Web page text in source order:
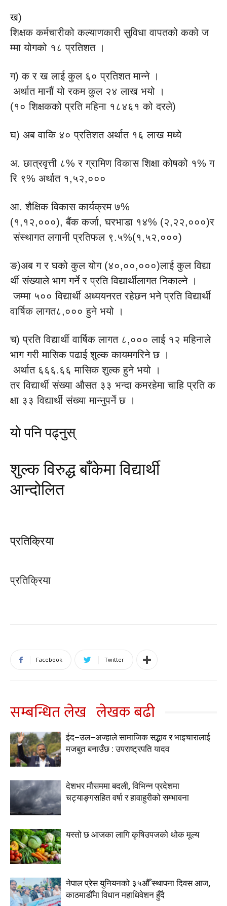
ख)
शिक्षक कर्मचारीको कल्याणकारी सुविधा वापतको कको ज
म्मा योगको १८ प्रतिशत ।
ग) क र ख लाई कुल ६० प्रतिशत मान्ने ।
अर्थात मानौं यो रकम कुल २४ लाख भयो ।
(१० शिक्षकको प्रति महिना १८४६१ को दरले)
घ) अब वाकि ४० प्रतिशत अर्थात १६ लाख मध्ये
अ. छात्रवृत्ती ८% र ग्रामिण विकास शिक्षा कोषको १% ग
रि ९% अर्थात १,५२,०००
आ. शैक्षिक विकास कार्यक्रम ७%
(१,१२,०००), बैंक कर्जा, घरभाडा १४% (२,२२,०००)र
संस्थागत लगानी प्रतिफल ९.५%(१,५२,०००)
ङ)अब ग र घको कुल योग (४०,००,०००)लाई कुल विद्या
र्थी संख्याले भाग गर्ने र प्रति विद्यार्थीलागत निकाल्ने ।
जम्मा ५०० विद्यार्थी अध्ययनरत रहेछन भने प्रति विद्यार्थी
वार्षिक लागत८,००० हुने भयो ।
च) प्रति विद्यार्थी वार्षिक लागत ८,००० लाई १२ महिनाले
भाग गरी मासिक पढाई शुल्क कायमगरिने छ ।
अर्थात ६६६.६६ मासिक शुल्क हुने भयो ।
तर विद्यार्थी संख्या औसत ३३ भन्दा कमरहेमा चाहि प्रति क
क्षा ३३ विद्यार्थी संख्या मान्नुपर्ने छ ।
यो पनि पढ्नुस्
शुल्क विरुद्ध बाँकेमा विद्यार्थी
आन्दोलित
प्रतिक्रिया
प्रतिक्रिया
Facebook Twitter
सम्बन्धित लेख लेखक बढी
ईद–उल–अज्हाले सामाजिक सद्भाव र भाइचारालाई
मजबुत बनाउँछ : उपराष्ट्रपति यादव
देशभर मौसममा बदली, विभिन्न प्रदेशमा
चट्याङ्गसहित वर्षा र हावाहुरीको सम्भावना
यस्तो छ आजका लागि कृषिउपजको थोक मूल्य
नेपाल प्रेस युनियनको ३५औँ स्थापना दिवस आज,
काठमाडौँमा विधान महाधिवेशन हुँदै